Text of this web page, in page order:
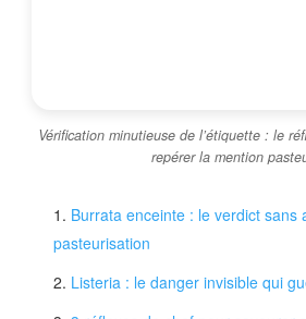
Vérification minutieuse de l’étiquette : le
repérer la mention
Burrata enceinte : le verdict sans
pasteurisation
Listeria : le danger invisible qui